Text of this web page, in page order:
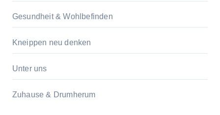
Gesundheit & Wohlbefinden
Kneippen neu denken
Unter uns
Zuhause & Drumherum